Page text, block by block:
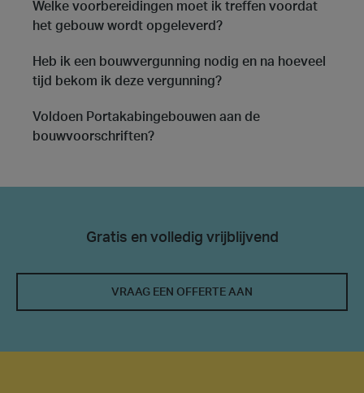
Welke voorbereidingen moet ik treffen voordat
het gebouw wordt opgeleverd?
Heb ik een bouwvergunning nodig en na hoeveel
tijd bekom ik deze vergunning?
Voldoen Portakabingebouwen aan de
bouwvoorschriften?
Gratis en volledig vrijblijvend
VRAAG EEN OFFERTE AAN